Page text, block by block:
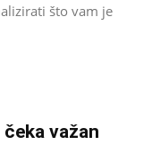
što vam je
čeka važan